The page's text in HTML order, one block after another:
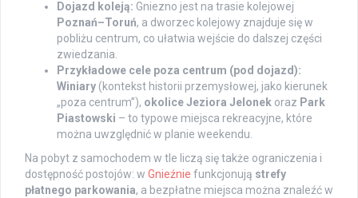
Dojazd koleją: Gniezno jest na trasie kolejowej
Poznań–Toruń, a dworzec kolejowy znajduje się w
pobliżu centrum, co ułatwia wejście do dalszej części
zwiedzania.
Przykładowe cele poza centrum (pod dojazd):
Winiary (kontekst historii przemysłowej, jako kierunek
„poza centrum”), okolice Jeziora Jelonek oraz Park
Piastowski – to typowe miejsca rekreacyjne, które
można uwzględnić w planie weekendu.
Na pobyt z samochodem w tle liczą się także ograniczenia i
dostępność postojów: w Gnieźnie funkcjonują strefy
płatnego parkowania, a bezpłatne miejsca można znaleźć w